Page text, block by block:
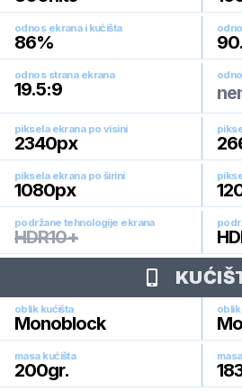
odnos ekrana i kućišta
86%
odnos strana ekrana
19.5:9
piksela ekrana po visini
2340px
piksela ekrana po širini
1080px
podržane tehnologije ekrana
HDR10+
oblik kućišta
Monoblock
oblik
masa kućišta
200gr.